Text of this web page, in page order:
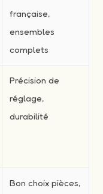
française,
ensembles
complets
Précision de
réglage,
durabilité
Bon choix pièces,